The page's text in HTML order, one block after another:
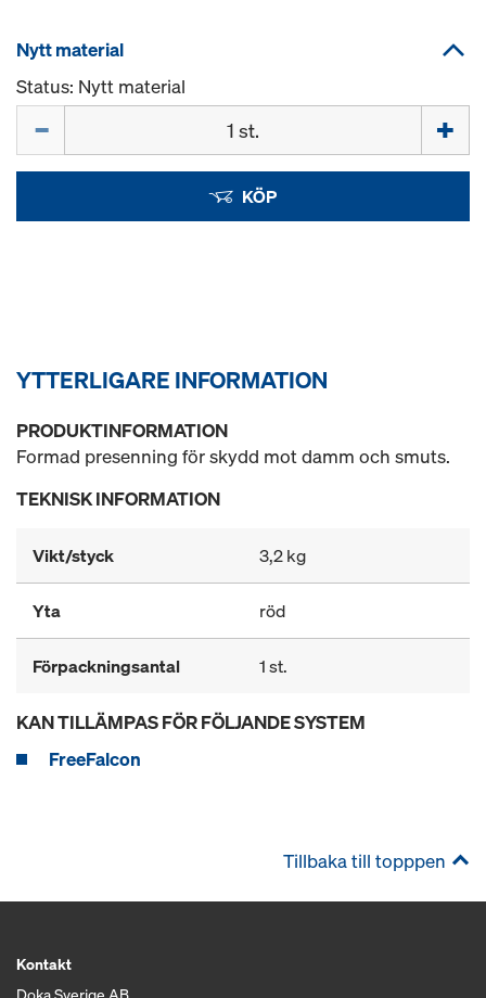
Nytt material
Status: Nytt material
KÖP
YTTERLIGARE INFORMATION
PRODUKTINFORMATION
Formad presenning för skydd mot damm och smuts.
TEKNISK INFORMATION
Vikt/styck 3,2 kg
Yta röd
Förpackningsantal 1 st.
KAN TILLÄMPAS FÖR FÖLJANDE SYSTEM
FreeFalcon
Tillbaka till topppen
Kontakt